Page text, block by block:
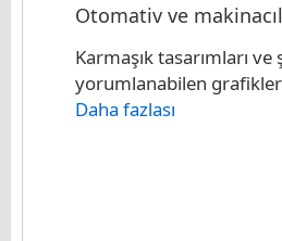
Otomativ ve
Karmaşık tasarımları ve
yorumlanabilen
Daha fazlası